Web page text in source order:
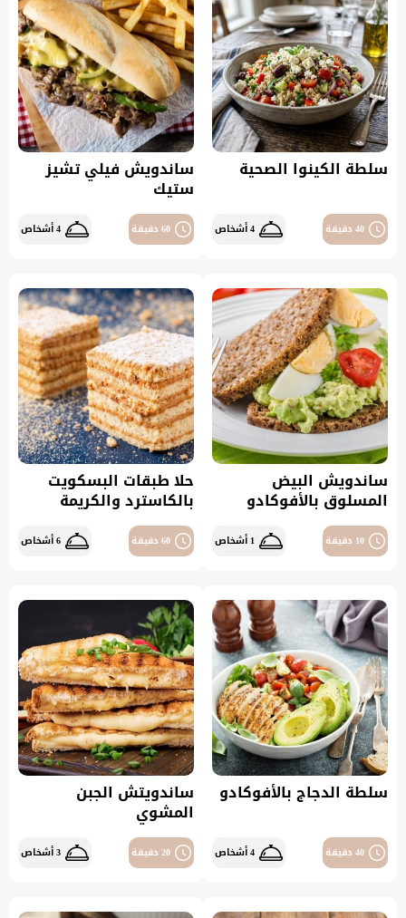
سلطة الكينوا الصحية
40 دقيقة 4 أشخاص
ساندويش فيلي تشيز
ستيك
60 دقيقة 4 أشخاص
ساندويش البيض
المسلوق بالأفوكادو
10 دقيقة 1 أشخاص
حلا طبقات البسكويت
بالكاسترد والكريمة
60 دقيقة 6 أشخاص
سلطة الدجاج بالأفوكادو
40 دقيقة 4 أشخاص
ساندويتش الجبن
المشوي
20 دقيقة 3 أشخاص